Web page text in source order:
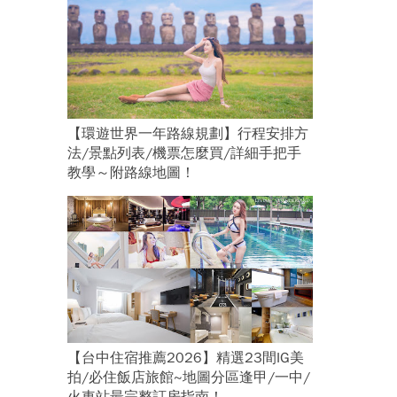
【環遊世界一年路線規劃】行程安排方
法/景點列表/機票怎麼買/詳細手把手
教學～附路線地圖！
【台中住宿推薦2026】精選23間IG美
拍/必住飯店旅館~地圖分區逢甲/一中/